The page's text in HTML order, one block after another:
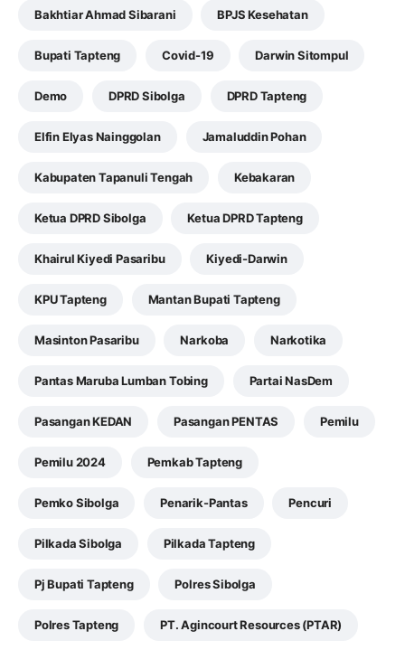
Bakhtiar Ahmad Sibarani BPJS Kesehatan
Bupati Tapteng Covid-19 Darwin Sitompul
Demo DPRD Sibolga DPRD Tapteng
Elfin Elyas Nainggolan Jamaluddin Pohan
Kabupaten Tapanuli Tengah Kebakaran
Ketua DPRD Sibolga Ketua DPRD Tapteng
Khairul Kiyedi Pasaribu Kiyedi-Darwin
KPU Tapteng Mantan Bupati Tapteng
Masinton Pasaribu Narkoba Narkotika
Pantas Maruba Lumban Tobing Partai NasDem
Pasangan KEDAN Pasangan PENTAS Pemilu
Pemilu 2024 Pemkab Tapteng
Pemko Sibolga Penarik-Pantas Pencuri
Pilkada Sibolga Pilkada Tapteng
Pj Bupati Tapteng Polres Sibolga
Polres Tapteng PT. Agincourt Resources (PTAR)